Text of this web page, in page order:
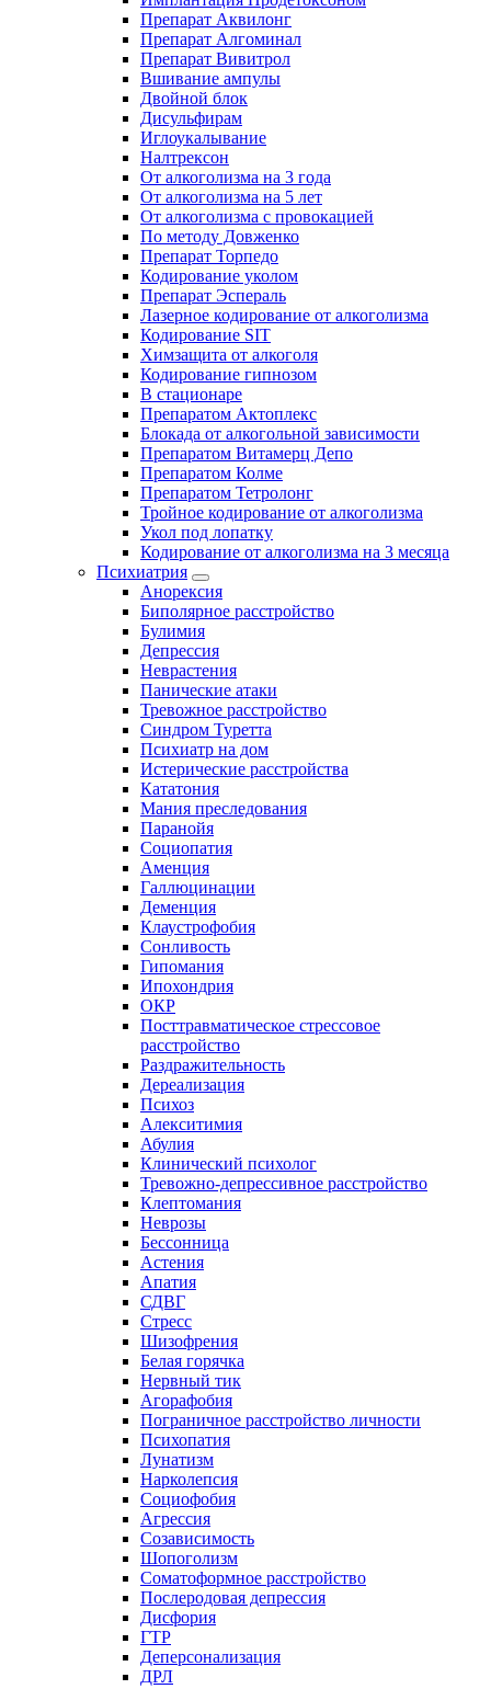
Препарат Аквилонг
Препарат Алгоминал
Препарат Вивитрол
Вшивание ампулы
Двойной блок
Дисульфирам
Иглоукалывание
Налтрексон
От алкоголизма на 3 года
От алкоголизма на 5 лет
От алкоголизма с провокацией
По методу Довженко
Препарат Торпедо
Кодирование уколом
Препарат Эспераль
Лазерное кодирование от алкоголизма
Кодирование SIT
Химзащита от алкоголя
Кодирование гипнозом
В стационаре
Препаратом Актоплекс
Блокада от алкогольной зависимости
Препаратом Витамерц Депо
Препаратом Колме
Препаратом Тетролонг
Тройное кодирование от алкоголизма
Укол под лопатку
Кодирование от алкоголизма на 3 месяца
Психиатрия
Анорексия
Биполярное расстройство
Булимия
Депрессия
Неврастения
Панические атаки
Тревожное расстройство
Синдром Туретта
Психиатр на дом
Истерические расстройства
Кататония
Мания преследования
Паранойя
Социопатия
Аменция
Галлюцинации
Деменция
Клаустрофобия
Сонливость
Гипомания
Ипохондрия
ОКР
Посттравматическое стрессовое
расстройство
Раздражительность
Дереализация
Психоз
Алекситимия
Абулия
Клинический психолог
Тревожно-депрессивное расстройство
Клептомания
Неврозы
Бессонница
Астения
Апатия
СДВГ
Стресс
Шизофрения
Белая горячка
Нервный тик
Агорафобия
Пограничное расстройство личности
Психопатия
Лунатизм
Нарколепсия
Социофобия
Агрессия
Созависимость
Шопоголизм
Соматоформное расстройство
Послеродовая депрессия
Дисфория
ГТР
Деперсонализация
ДРЛ